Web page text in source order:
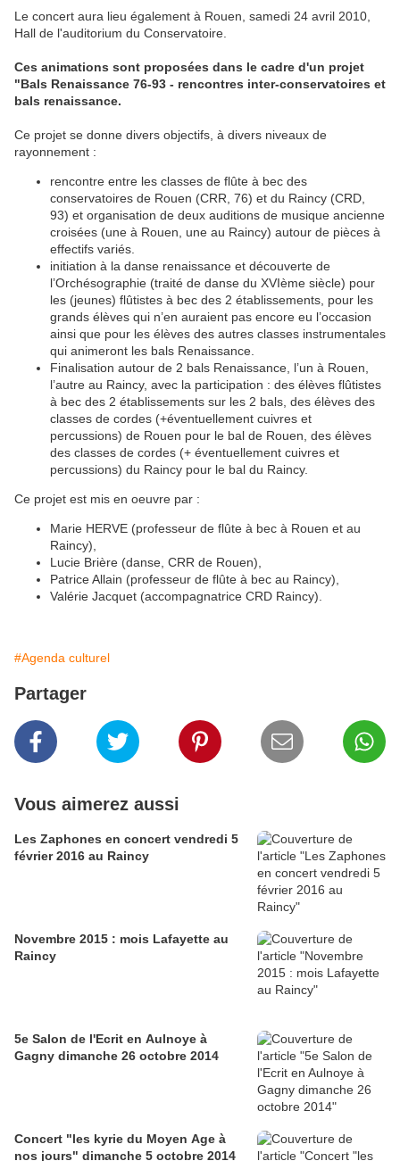
Le concert aura lieu également à Rouen, samedi 24 avril 2010,
Hall de l'auditorium du Conservatoire.
Ces animations sont proposées dans le cadre d'un projet
"Bals Renaissance 76-93 - rencontres inter-conservatoires et
bals renaissance.
Ce projet se donne divers objectifs, à divers niveaux de
rayonnement :
rencontre entre les classes de flûte à bec des
conservatoires de Rouen (CRR, 76) et du Raincy (CRD,
93) et organisation de deux auditions de musique ancienne
croisées (une à Rouen, une au Raincy) autour de pièces à
effectifs variés.
initiation à la danse renaissance et découverte de
l’Orchésographie (traité de danse du XVIème siècle) pour
les (jeunes) flûtistes à bec des 2 établissements, pour les
grands élèves qui n’en auraient pas encore eu l’occasion
ainsi que pour les élèves des autres classes instrumentales
qui animeront les bals Renaissance.
Finalisation autour de 2 bals Renaissance, l’un à Rouen,
l’autre au Raincy, avec la participation : des élèves flûtistes
à bec des 2 établissements sur les 2 bals, des élèves des
classes de cordes (+éventuellement cuivres et
percussions) de Rouen pour le bal de Rouen, des élèves
des classes de cordes (+ éventuellement cuivres et
percussions) du Raincy pour le bal du Raincy.
Ce projet est mis en oeuvre par :
Marie HERVE (professeur de flûte à bec à Rouen et au
Raincy),
Lucie Brière (danse, CRR de Rouen),
Patrice Allain (professeur de flûte à bec au Raincy),
Valérie Jacquet (accompagnatrice CRD Raincy).
#Agenda culturel
Partager
Vous aimerez aussi
Les Zaphones en concert vendredi 5
février 2016 au Raincy
Novembre 2015 : mois Lafayette au
Raincy
5e Salon de l'Ecrit en Aulnoye à
Gagny dimanche 26 octobre 2014
Concert "les kyrie du Moyen Age à
nos jours" dimanche 5 octobre 2014